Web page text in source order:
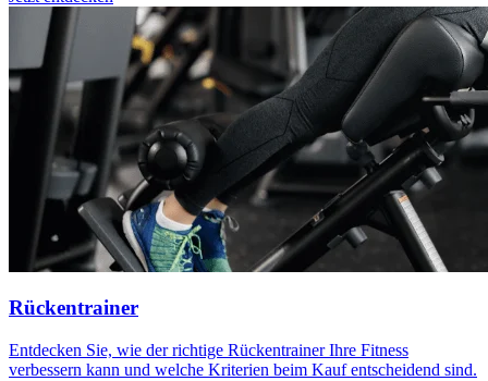
Rückentrainer
Entdecken Sie, wie der richtige Rückentrainer Ihre Fitness
verbessern kann und welche Kriterien beim Kauf entscheidend sind.